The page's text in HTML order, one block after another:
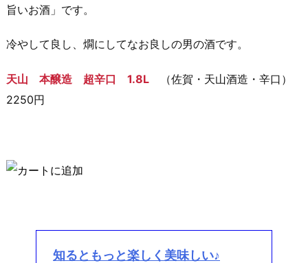
旨いお酒」です。
冷やして良し、燗にしてなお良しの男の酒です。
天山 本醸造 超辛口 1.8L （佐賀・天山酒造・辛口）
2250円
知るともっと楽しく美味しい♪